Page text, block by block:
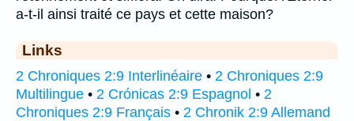
a-t-il ainsi traité ce pays et cette maison?
Links
2 Chroniques 2:9 Interlinéaire • 2 Chroniques 2:9
Multilingue • 2 Crónicas 2:9 Espagnol • 2
Chroniques 2:9 Français • 2 Chronik 2:9 Allemand